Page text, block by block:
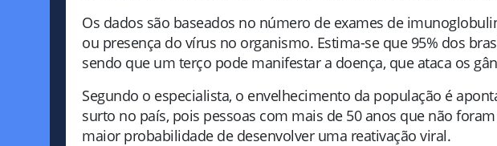
Os dados são baseados no número de exames de
ou presença do vírus no organismo. Estima-se que 95% dos
sendo que um terço pode manifestar a doença, que ataca os
Segundo o especialista, o envelhecimento da população é
surto no país, pois pessoas com mais de 50 anos que não
maior probabilidade de desenvolver uma reativação viral.